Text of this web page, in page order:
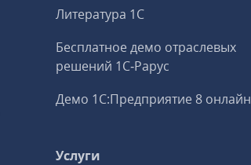
Литература 1С
Бесплатное демо отраслевых
решений 1С‑Рарус
Демо 1С:Предприятие 8 онлайн
Услуги